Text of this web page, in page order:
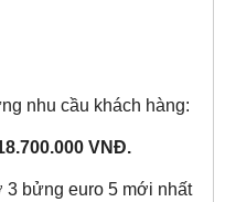
nhu cầu khách hàng:
VNĐ.
3 bửng euro 5 mới nhất